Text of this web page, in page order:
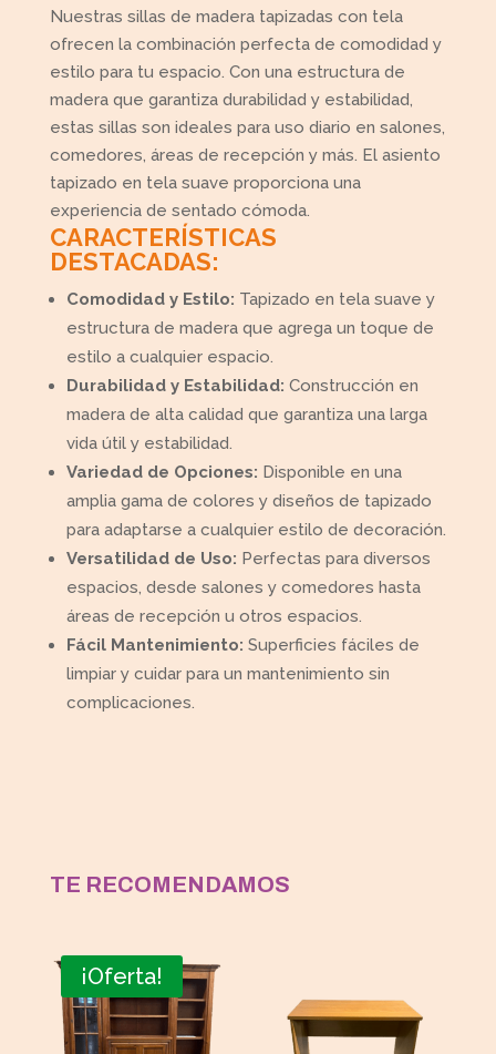
Nuestras sillas de madera tapizadas con tela
ofrecen la combinación perfecta de comodidad y
estilo para tu espacio. Con una estructura de
madera que garantiza durabilidad y estabilidad,
estas sillas son ideales para uso diario en salones,
comedores, áreas de recepción y más. El asiento
tapizado en tela suave proporciona una
experiencia de sentado cómoda.
CARACTERÍSTICAS
DESTACADAS:
Comodidad y Estilo: Tapizado en tela suave y
estructura de madera que agrega un toque de
estilo a cualquier espacio.
Durabilidad y Estabilidad: Construcción en
madera de alta calidad que garantiza una larga
vida útil y estabilidad.
Variedad de Opciones: Disponible en una
amplia gama de colores y diseños de tapizado
para adaptarse a cualquier estilo de decoración.
Versatilidad de Uso: Perfectas para diversos
espacios, desde salones y comedores hasta
áreas de recepción u otros espacios.
Fácil Mantenimiento: Superficies fáciles de
limpiar y cuidar para un mantenimiento sin
complicaciones.
TE RECOMENDAMOS
¡Oferta!